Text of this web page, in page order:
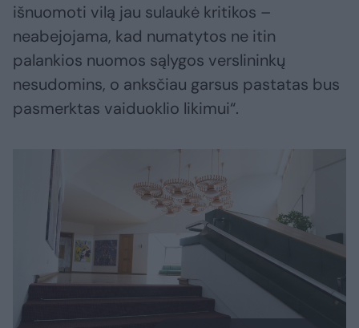
išnuomoti vilą jau sulaukė kritikos –
neabejojama, kad numatytos ne itin
palankios nuomos sąlygos verslininkų
nesudomins, o anksčiau garsus pastatas bus
pasmerktas vaiduoklio likimui“.